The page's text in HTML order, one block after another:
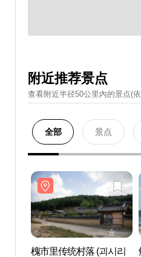
附近推荐景点
查看附近半径50公里內的景点(
全部 景点
槐市里传统村落 (괴시리